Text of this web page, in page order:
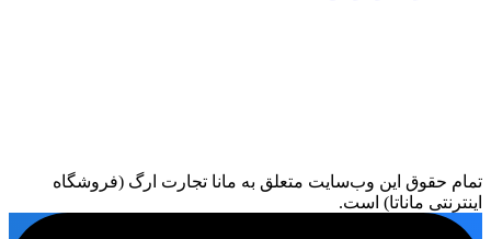
تمام حقوق اين وب‌سايت متعلق به مانا تجارت ارگ (فروشگاه
اینترنتی ماناتا) است.